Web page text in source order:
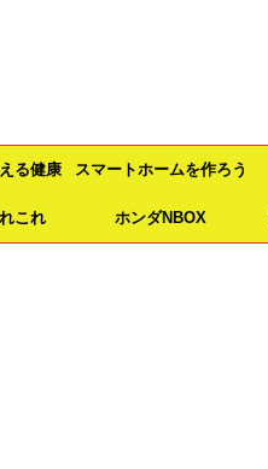
る健康 スマートホームを作ろう
これ ホンダNBOX